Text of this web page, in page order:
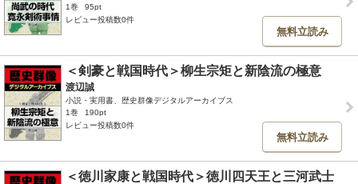
1巻
95pt
レビュー投稿数0件
無料立読み
＜剣豪と戦国時代＞柳生宗矩と新陰流の極意
渡辺誠
小説・実用書、歴史群像デジタルアーカイブス
1巻
190pt
レビュー投稿数0件
無料立読み
＜徳川家康と戦国時代＞徳川四天王と三河武士